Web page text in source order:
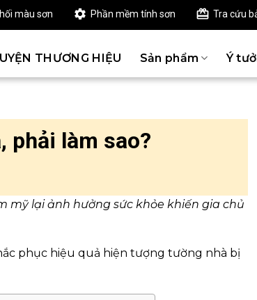
màu sơn Phần mềm tính sơn Tra cứu
THƯƠNG HIỆU Sản phẩm Ý
phải làm sao?
mỹ lại ảnh hưởng sức khỏe khiến gia chủ
phục hiệu quả hiện tượng tường nhà bị